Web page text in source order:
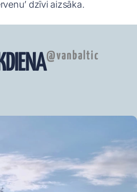
dzīvi aizsāka.
@vanbaltic